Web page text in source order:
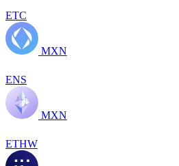
ETC
MXN
ENS
MXN
ETHW